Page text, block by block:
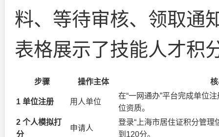
料、等待审核、领取通
表格展示了技能人才积
步骤 操作主体
1 单位注册 用人单位
在“一网通办”平台完成单位
位资质。
2 个人模拟打
分
申请人
登录“上海市居住证积分管理
到120分。